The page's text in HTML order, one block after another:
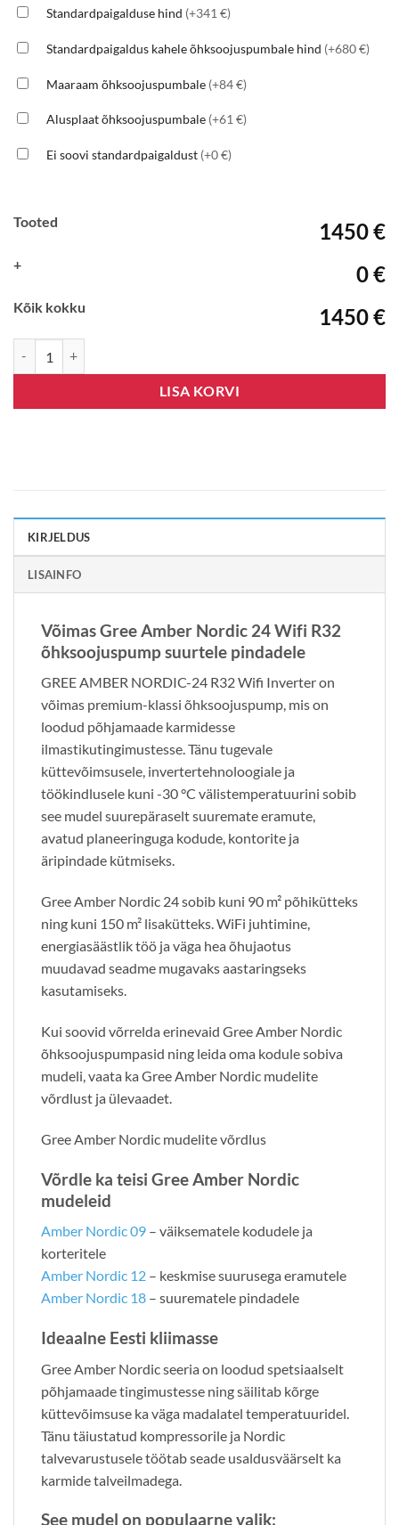
Standardpaigalduse hind (+341 €)
Standardpaigaldus kahele õhksoojuspumbale hind (+680 €)
Maaraam õhksoojuspumbale (+84 €)
Alusplaat õhksoojuspumbale (+61 €)
Ei soovi standardpaigaldust (+0 €)
Tooted 1450 €
+ 0 €
Kõik kokku 1450 €
LISA KORVI
KIRJELDUS
LISAINFO
Võimas Gree Amber Nordic 24 Wifi R32
õhksoojuspump suurtele pindadele
GREE AMBER NORDIC-24 R32 Wifi Inverter on
võimas premium-klassi õhksoojuspump, mis on
loodud põhjamaade karmidesse
ilmastikutingimustesse. Tänu tugevale
küttevõimsusele, invertertehnoloogiale ja
töökindlusele kuni -30 °C välistemperatuurini sobib
see mudel suurepäraselt suuremate eramute,
avatud planeeringuga kodude, kontorite ja
äripindade kütmiseks.
Gree Amber Nordic 24 sobib kuni 90 m² põhikütteks
ning kuni 150 m² lisakütteks. WiFi juhtimine,
energiasäästlik töö ja väga hea õhujaotus
muudavad seadme mugavaks aastaringseks
kasutamiseks.
Kui soovid võrrelda erinevaid Gree Amber Nordic
õhksoojuspumpasid ning leida oma kodule sobiva
mudeli, vaata ka Gree Amber Nordic mudelite
võrdlust ja ülevaadet.
Gree Amber Nordic mudelite võrdlus
Võrdle ka teisi Gree Amber Nordic
mudeleid
Amber Nordic 09 – väiksematele kodudele ja
korteritele
Amber Nordic 12 – keskmise suurusega eramutele
Amber Nordic 18 – suurematele pindadele
Ideaalne Eesti kliimasse
Gree Amber Nordic seeria on loodud spetsiaalselt
põhjamaade tingimustesse ning säilitab kõrge
küttevõimsuse ka väga madalatel temperatuuridel.
Tänu täiustatud kompressorile ja Nordic
talvevarustusele töötab seade usaldusväärselt ka
karmide talveilmadega.
See mudel on populaarne valik: